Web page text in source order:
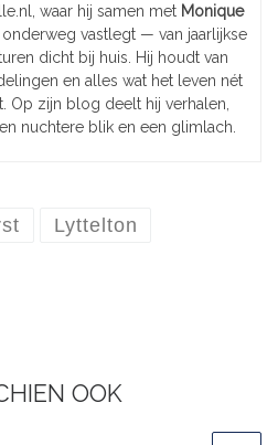
waar hij samen met Monique
vastlegt — van jaarlijkse
dicht bij huis. Hij houdt van
en alles wat het leven nét
Op zijn blog deelt hij verhalen,
nuchtere blik en een glimlach.
Lyttelton
OOK